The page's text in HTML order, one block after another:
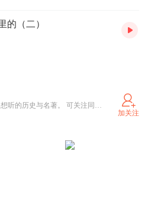
的（二）
讲孩子听得懂、越听越想听的历史与名著。 可关注同名公众号、抖音号「狮子老爸讲故事」，领取资料图和收听路线图
加关注